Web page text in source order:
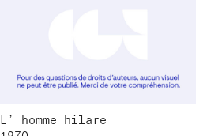
L’ homme hilare